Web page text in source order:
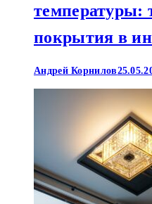
температуры:
покрытия в
Андрей Корнилов